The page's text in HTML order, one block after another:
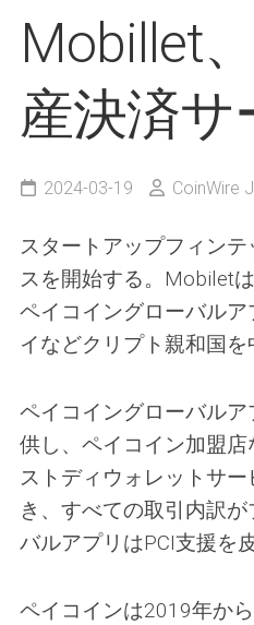
Mobillet
産決済サ
2024-03-19 CoinWire
スタートアップフィン
スを開始する。Mobilet
ペイコイングローバル
イなどクリプト親和国を
ペイコイングローバル
供し、ペイコイン加盟
ストディウォレットサ
き、すべての取引内訳
バルアプリはPCI支援を
ペイコインは2019年か